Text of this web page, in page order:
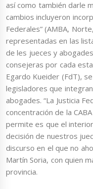
así como también darle
cambios incluyeron
Federales” (AMBA,
representadas en las
de les jueces y
consejeras por cada
Egardo Kueider (FdT),
legisladores que
abogades. “La Justicia
concentración de la
permite es que el
decisión de nuestros
discurso en el que no
Martín Soria, con quien
provincia.